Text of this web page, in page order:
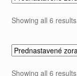
Showing all 6 results
Showing all 6 results